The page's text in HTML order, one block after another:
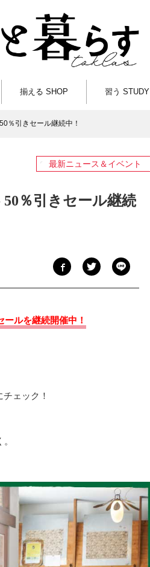
揃える SHOP 習う STUDY
％引きセール継続中！
最新ニュース＆イベント
％引きセール継続
ールを継続開催中！
ェック！